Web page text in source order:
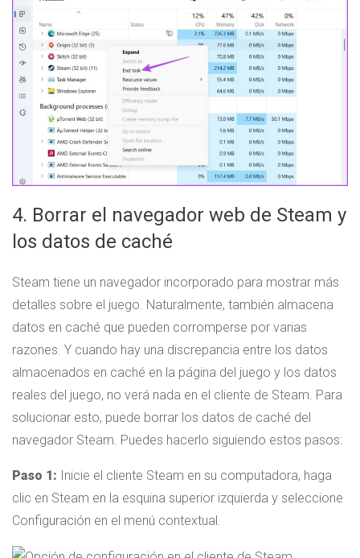
4. Borrar el navegador web de Steam y
los datos de caché
Steam tiene un navegador incorporado para mostrar más
detalles sobre el juego. Naturalmente, también almacena
datos en caché que pueden corromperse por varias
razones. Y cuando hay una discrepancia entre los datos
almacenados en caché en la página del juego y los datos
reales del juego, no verá nada en el cliente de Steam. Para
solucionar esto, puede borrar los datos de caché del
navegador Steam. Puedes hacerlo siguiendo estos pasos:
Paso 1: Inicie el cliente Steam en su computadora, haga
clic en Steam en la esquina superior izquierda y seleccione
Configuración en el menú contextual.